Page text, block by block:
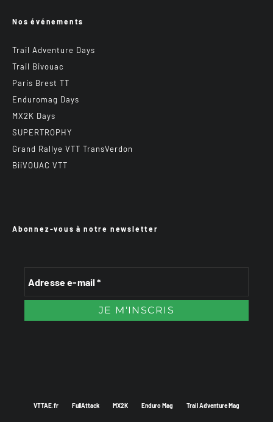
Nos événements
Trail Adventure Days
Trail Bivouac
Paris Brest TT
Enduromag Days
MX2K Days
SUPERTROPHY
Grand Rallye VTT TransVerdon
BiiVOUAC VTT
Abonnez-vous à notre newsletter
VTTAE.fr FullAttack MX2K Enduro Mag Trail Adventure Mag